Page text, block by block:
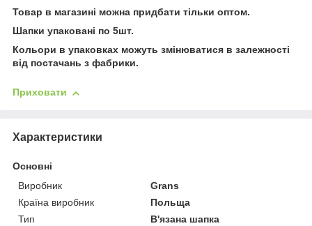
Товар в магазині можна придбати тільки оптом.
Шапки упаковані по 5шт.
Кольори в упаковках можуть змінюватися в залежності
від постачань з фабрики.
Приховати
Характеристики
Основні
Виробник
Grans
Країна виробник
Польща
Тип
В'язана шапка